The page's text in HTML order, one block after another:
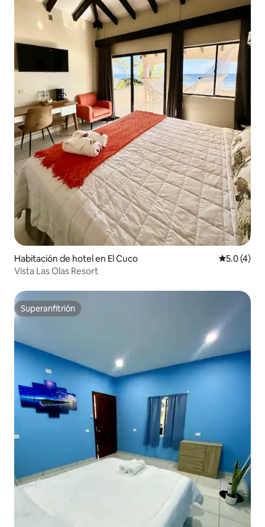
Habitación de hotel en El Cuco
5.0 (4)
Vista Las Olas Resort
Superanfitrión
Superanfitrión